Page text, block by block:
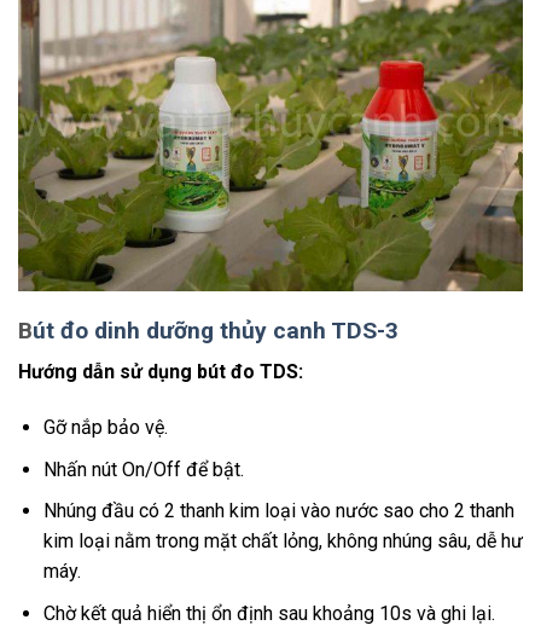
Bút đo dinh dưỡng thủy canh TDS-3
Hướng dẫn sử dụng bút đo TDS:
Gỡ nắp bảo vệ.
Nhấn nút On/Off để bật.
Nhúng đầu có 2 thanh kim loại vào nước sao cho 2 thanh
kim loại nằm trong mặt chất lỏng, không nhúng sâu, dễ hư
máy.
Chờ kết quả hiển thị ổn định sau khoảng 10s và ghi lại.